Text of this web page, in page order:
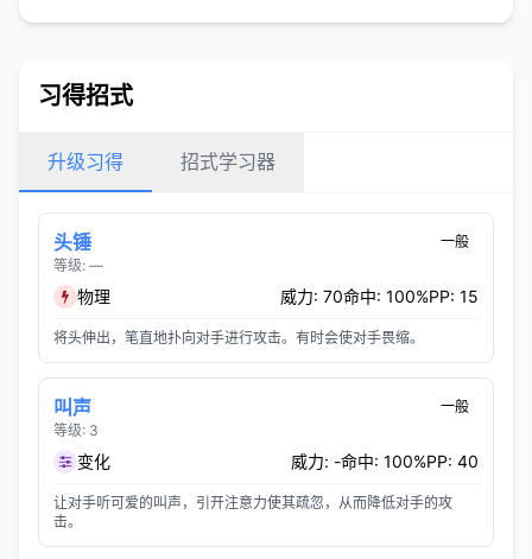
习得招式
升级习得 招式学习器
头锤
等级: —
一般
物理 威力: 70命中: 100%PP: 15
将头伸出，笔直地扑向对手进行攻击。有时会使对手畏缩。
叫声
等级: 3
一般
变化 威力: -命中: 100%PP: 40
让对手听可爱的叫声，引开注意力使其疏忽，从而降低对手的攻
击。